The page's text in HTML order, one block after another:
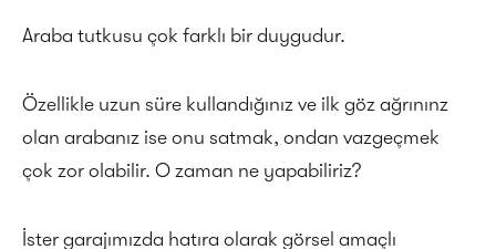
Araba tutkusu çok farklı bir duygudur.
Özellikle uzun süre kullandığınız ve ilk göz ağrınınz
olan arabanız ise onu satmak, ondan vazgeçmek
çok zor olabilir. O zaman ne yapabiliriz?
İster garajımızda hatıra olarak görsel amaçlı